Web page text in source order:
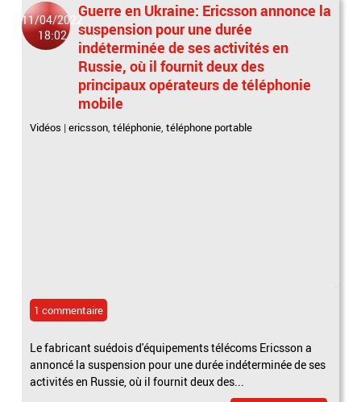
11/04/2022
18:02
Guerre en Ukraine: Ericsson annonce la
suspension pour une durée
indéterminée de ses activités en
Russie, où il fournit deux des
principaux opérateurs de téléphonie
mobile
Vidéos |ericsson,téléphonie,téléphone portable
1 commentaire
Le fabricant suédois d'équipements télécoms Ericsson a
annoncé la suspension pour une durée indéterminée de ses
activités en Russie, où il fournit deux des...